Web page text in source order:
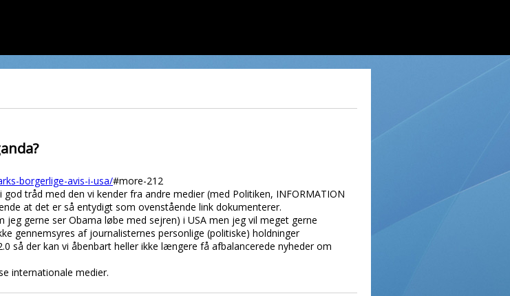
borgerlige-avis-i-usa/#more-212
tråd med den vi kender fra andre medier (med Politiken, INFORMATION
at det er så entydigt som ovenstående link dokumenterer.
gerne ser Obama løbe med sejren) i USA men jeg vil meget gerne
gennemsyres af journalisternes personlige (politiske) holdninger
så der kan vi åbenbart heller ikke længere få afbalancerede nyheder om
internationale medier.